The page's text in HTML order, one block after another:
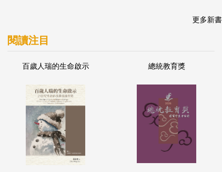
更多新書
閱讀注目
百歲人瑞的生命啟示 總統教育獎